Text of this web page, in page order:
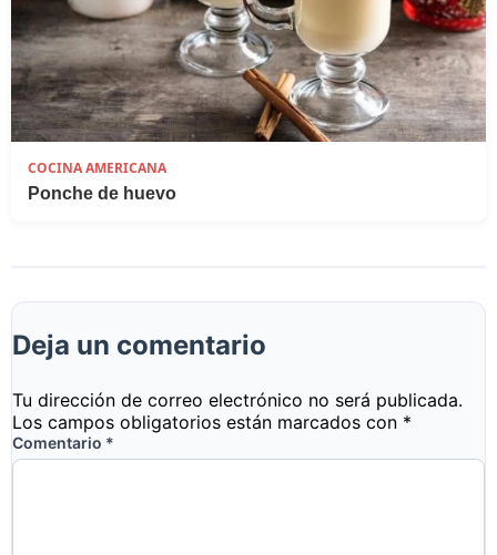
COCINA AMERICANA
Ponche de huevo
Deja un comentario
Tu dirección de correo electrónico no será publicada.
Los campos obligatorios están marcados con *
Comentario *